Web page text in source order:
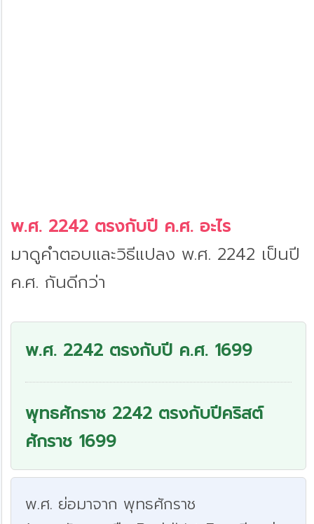
พ.ศ. 2242 ตรงกับปี ค.ศ. อะไร
มาดูคำตอบและวิธีแปลง พ.ศ. 2242 เป็นปี
ค.ศ. กันดีกว่า
พ.ศ. 2242 ตรงกับปี ค.ศ. 1699
พุทธศักราช 2242 ตรงกับปีคริสต์
ศักราช 1699
พ.ศ. ย่อมาจาก พุทธศักราช